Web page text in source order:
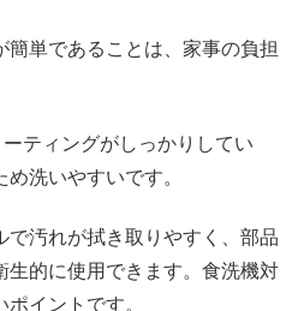
単であることは、家事の負担
ティングがしっかりしてい
洗いやすいです。
で汚れが拭き取りやすく、部品
生的に使用できます。食洗機対
イントです。